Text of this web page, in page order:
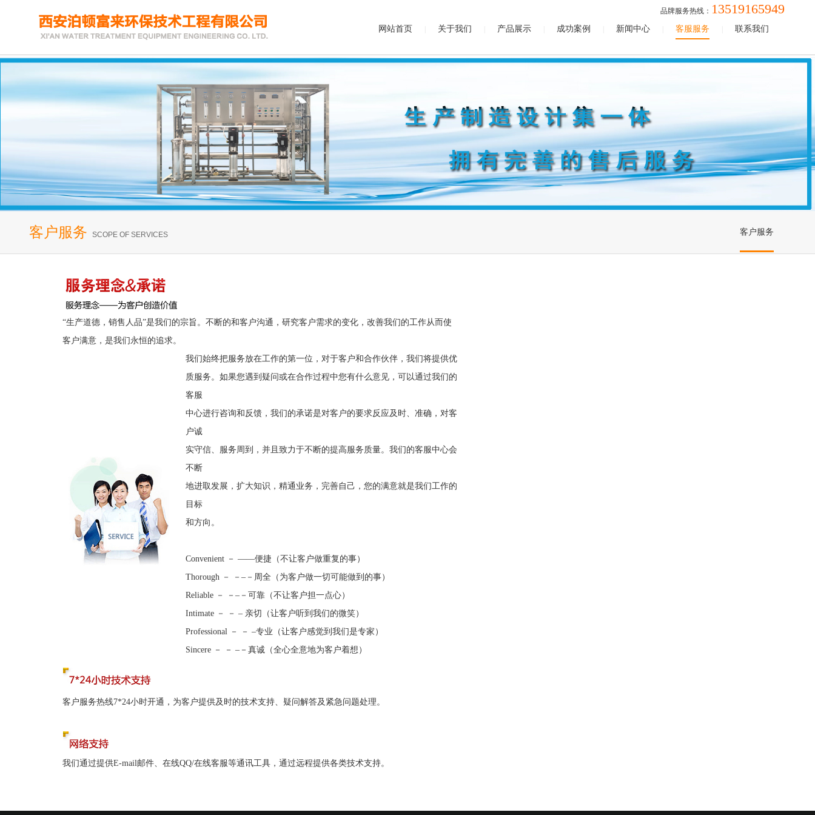
品牌服务热线： 13519165949
网站首页 关于我们 产品展示 成功案例 新闻中心 客服服务 联系我们
客户服务 SCOPE OF SERVICES 客户服务
“生产道德，销售人品”是我们的宗旨。不断的和客户沟通，研究客户需求的变化，改善我们的工作从而使
客户满意，是我们永恒的追求。
我们始终把服务放在工作的第一位，对于客户和合作伙伴，我们将提供优
质服务。如果您遇到疑问或在合作过程中您有什么意见，可以通过我们的
客服
中心进行咨询和反馈，我们的承诺是对客户的要求反应及时、准确，对客
户诚
实守信、服务周到，并且致力于不断的提高服务质量。我们的客服中心会
不断
地进取发展，扩大知识，精通业务，完善自己，您的满意就是我们工作的
目标
和方向。
Convenient － ――便捷（不让客户做重复的事）
Thorough － －–－周全（为客户做一切可能做到的事）
Reliable － －–－可靠（不让客户担一点心）
Intimate － － – 亲切（让客户听到我们的微笑）
Professional － － –专业（让客户感觉到我们是专家）
Sincere － － –－真诚（全心全意地为客户着想）
客户服务热线7*24小时开通，为客户提供及时的技术支持、疑问解答及紧急问题处理。
我们通过提供E-mail邮件、在线QQ/在线客服等通讯工具，通过远程提供各类技术支持。